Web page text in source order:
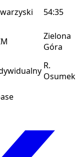
54:35
Zielona
Góra
R.
Osumek